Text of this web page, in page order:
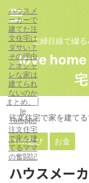
主婦目線で綴
love home
注文住宅で家を建て
HM選び お金
ハウスメー
ハウスメ
ーカーで
建てた注
文住宅は
ダサい？
その理由
とオシャ
レな家は
建てられ
ないのか
まとめ。 |
Ie
Tateppe
注文住宅
で家を建
てるママ
の奮闘記